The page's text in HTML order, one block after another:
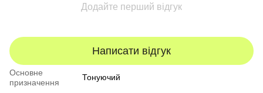
Додайте перший відгук
Написати відгук
Основне
призначення
Тонуючий